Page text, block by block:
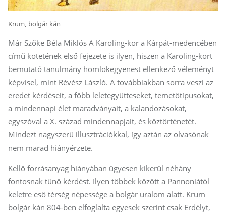
Krum, bolgár kán
Már Szőke Béla Miklós A Karoling-kor a Kárpát-medencében
című kötetének első fejezete is ilyen, hiszen a Karoling-kort
bemutató tanulmány homlokegyenest ellenkező véleményt
képvisel, mint Révész László. A továbbiakban sorra veszi az
eredet kérdéseit, a főbb leletegyütteseket, temetőtípusokat,
a mindennapi élet maradványait, a kalandozásokat,
egyszóval a X. század mindennapjait, és köztörténetét.
Mindezt nagyszerű illusztrációkkal, így aztán az olvasónak
nem marad hiányérzete.
Kellő forrásanyag hiányában ügyesen kikerül néhány
fontosnak tűnő kérdést. Ilyen többek között a Pannoniától
keletre eső térség népessége a bolgár uralom alatt. Krum
bolgár kán 804-ben elfoglalta egyesek szerint csak Erdélyt,